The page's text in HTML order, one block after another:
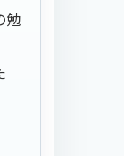
勉